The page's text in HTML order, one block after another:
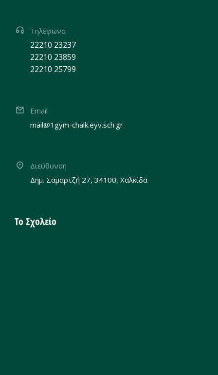
Τηλέφωνα
22210 23237
22210 23859
22210 25799
Email
mail@1gym-chalk.eyv.sch.gr
Διεύθυνση
Δημ. Σαμαρτζή 27, 34100, Χαλκίδα
Το Σχολείο